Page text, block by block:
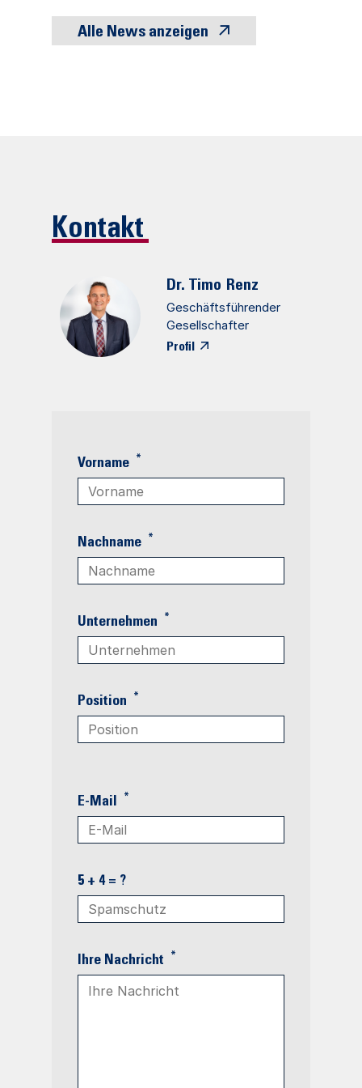
Alle News anzeigen
Kontakt
Dr. Timo Renz
Geschäftsführender
Gesellschafter
Profil
Vorname *
Nachname *
Unternehmen *
Position *
E-Mail *
5 + 4 = ?
Ihre Nachricht *